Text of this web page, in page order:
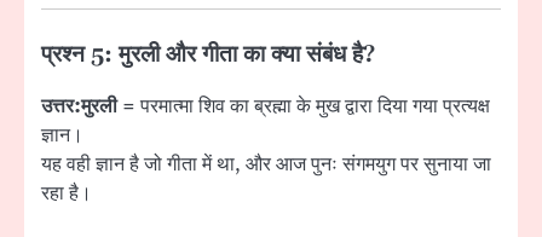
प्रश्न 5: मुरली और गीता का क्या संबंध है?
उत्तर:मुरली= परमात्मा शिव का ब्रह्मा के मुख द्वारा दिया गया प्रत्यक्ष
ज्ञान।
यह वही ज्ञान है जो गीता में था, और आज पुनः संगमयुग पर सुनाया जा
रहा है।